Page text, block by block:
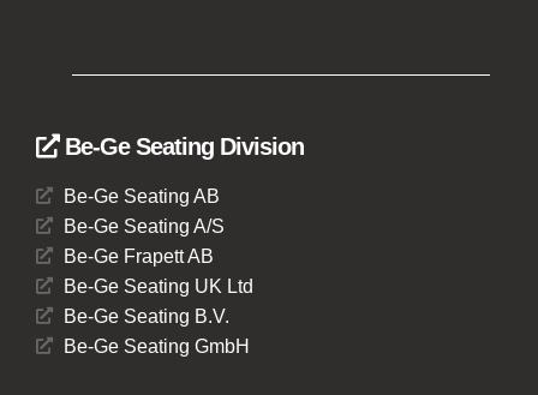
Be-Ge Seating Division
Be-Ge Seating AB
Be-Ge Seating A/S
Be-Ge Frapett AB
Be-Ge Seating UK Ltd
Be-Ge Seating B.V.
Be-Ge Seating GmbH